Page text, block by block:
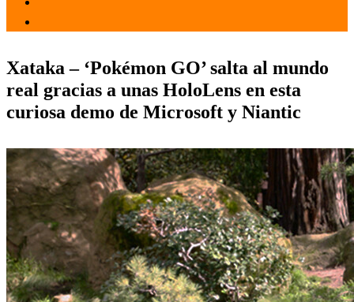
Xataka – ‘Pokémon GO’ salta al mundo
real gracias a unas HoloLens en esta
curiosa demo de Microsoft y Niantic